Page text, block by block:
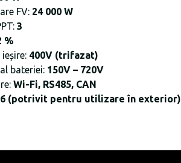
FV: 24 000 W
3
%
400V (trifazat)
bateriei: 150V – 720V
Wi-Fi, RS485, CAN
(potrivit pentru utilizare în exterior)